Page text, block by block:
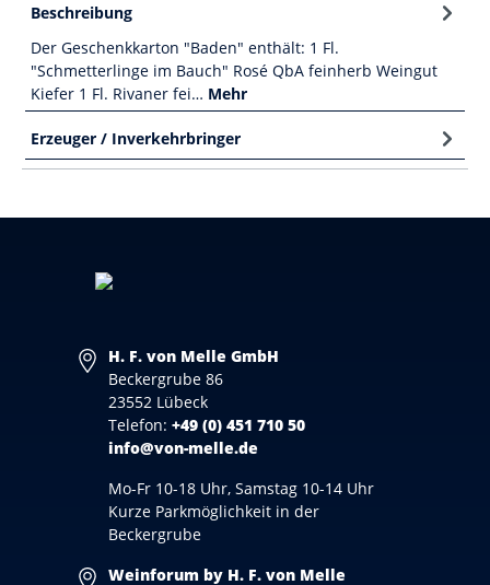
Beschreibung
Der Geschenkkarton "Baden" enthält: 1 Fl.
"Schmetterlinge im Bauch" Rosé QbA feinherb Weingut
Kiefer 1 Fl. Rivaner fei… Mehr
Erzeuger / Inverkehrbringer
H. F. von Melle GmbH
Beckergrube 86
23552 Lübeck
Telefon: +49 (0) 451 710 50
info@von-melle.de
Mo-Fr 10-18 Uhr, Samstag 10-14 Uhr
Kurze Parkmöglichkeit in der
Beckergrube
Weinforum by H. F. von Melle